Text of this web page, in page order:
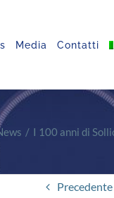
Media Contatti
I 100 anni di
Precedente